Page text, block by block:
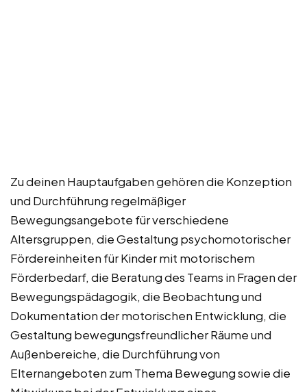
Zu deinen Hauptaufgaben gehören die Konzeption
und Durchführung regelmäßiger
Bewegungsangebote für verschiedene
Altersgruppen, die Gestaltung psychomotorischer
Fördereinheiten für Kinder mit motorischem
Förderbedarf, die Beratung des Teams in Fragen der
Bewegungspädagogik, die Beobachtung und
Dokumentation der motorischen Entwicklung, die
Gestaltung bewegungsfreundlicher Räume und
Außenbereiche, die Durchführung von
Elternangeboten zum Thema Bewegung sowie die